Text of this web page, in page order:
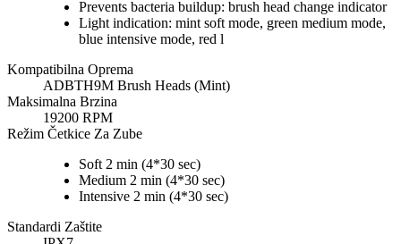
Prevents bacteria buildup: brush head change indicator
Light indication: mint soft mode, green medium mode,
blue intensive mode, red l
Kompatibilna Oprema
ADBTH9M Brush Heads (Mint)
Maksimalna Brzina
19200 RPM
Režim Četkice Za Zube
Soft 2 min (4*30 sec)
Medium 2 min (4*30 sec)
Intensive 2 min (4*30 sec)
Standardi Zaštite